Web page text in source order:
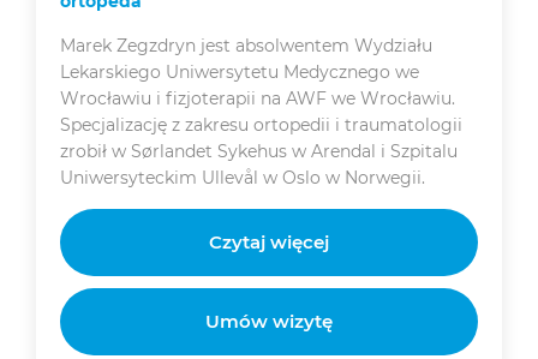
Marek Zegzdryn jest absolwentem Wydziału
Lekarskiego Uniwersytetu Medycznego we
Wrocławiu i fizjoterapii na AWF we Wrocławiu.
Specjalizację z zakresu ortopedii i traumatologii
zrobił w Sørlandet Sykehus w Arendal i Szpitalu
Uniwersyteckim Ullevål w Oslo w Norwegii.
Czytaj więcej
Umów wizytę